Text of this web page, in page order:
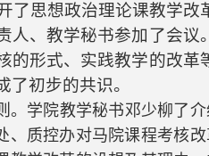
了思想政治理论课教学改
人、教学秘书参加了会议
的形式、实践教学的改革
初步的共识。
学院教学秘书邓少柳了
质控办对马院课程考核改